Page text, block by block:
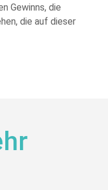
Gewinns, die
die auf dieser